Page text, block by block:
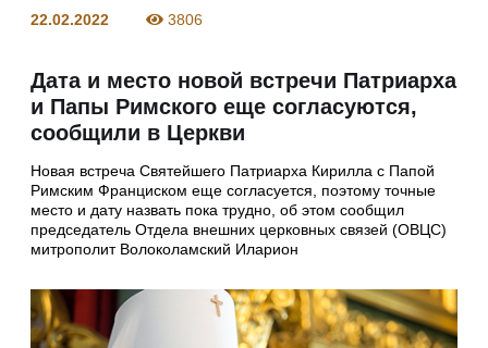
22.02.2022 3806
Дата и место новой встречи Патриарха
и Папы Римского еще согласуются,
сообщили в Церкви
Новая встреча Святейшего Патриарха Кирилла с Папой
Римским Франциском еще согласуется, поэтому точные
место и дату назвать пока трудно, об этом сообщил
председатель Отдела внешних церковных связей (ОВЦС)
митрополит Волоколамский Иларион